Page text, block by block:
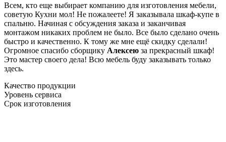
Всем, кто еще выбирает компанию для изготовления мебели,
советую Кухни мол! Не пожалеете! Я заказывала шкаф-купе в
спальню. Начиная с обсуждения заказа и заканчивая
монтажом никаких проблем не было. Все было сделано очень
быстро и качественно. К тому же мне ещё скидку сделали!
Огромное спасибо сборщику Алексею за прекрасный шкаф!
Это мастер своего дела! Всю мебель буду заказывать только
здесь.
Качество продукции
Уровень сервиса
Срок изготовления